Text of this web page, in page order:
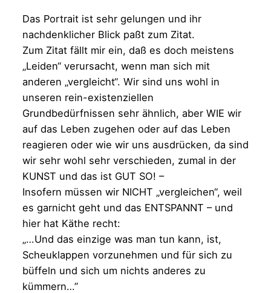
Das Portrait ist sehr gelungen und ihr
nachdenklicher Blick paßt zum Zitat.
Zum Zitat fällt mir ein, daß es doch meistens
„Leiden“ verursacht, wenn man sich mit
anderen „vergleicht“. Wir sind uns wohl in
unseren rein-existenziellen
Grundbedürfnissen sehr ähnlich, aber WIE wir
auf das Leben zugehen oder auf das Leben
reagieren oder wie wir uns ausdrücken, da sind
wir sehr wohl sehr verschieden, zumal in der
KUNST und das ist GUT SO! –
Insofern müssen wir NICHT „vergleichen“, weil
es garnicht geht und das ENTSPANNT – und
hier hat Käthe recht:
„…Und das einzige was man tun kann, ist,
Scheuklappen vorzunehmen und für sich zu
büffeln und sich um nichts anderes zu
kümmern…”